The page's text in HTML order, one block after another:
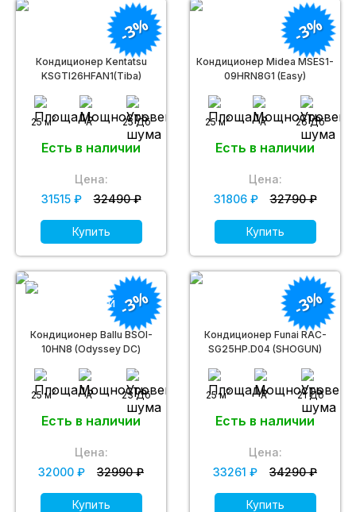
Кондиционер Kentatsu
KSGTI26HFAN1(Tiba)
25 м2 A 25 Дб
Есть в наличии
-3%
Цена:
31515 ₽
32490 ₽
Купить
Кондиционер Midea MSES1-
09HRN8G1 (Easy)
25 м2 A 26 Дб
Есть в наличии
-3%
Цена:
31806 ₽
32790 ₽
Купить
Кондиционер Ballu BSOI-
10HN8 (Odyssey DС)
25 м2 A 23 Дб
Есть в наличии
-3%
Цена:
32000 ₽
32990 ₽
Купить
Кондиционер Funai RAC-
SG25HP.D04 (SHOGUN)
25 м2 A 21 Дб
Есть в наличии
-3%
Цена:
33261 ₽
34290 ₽
Купить